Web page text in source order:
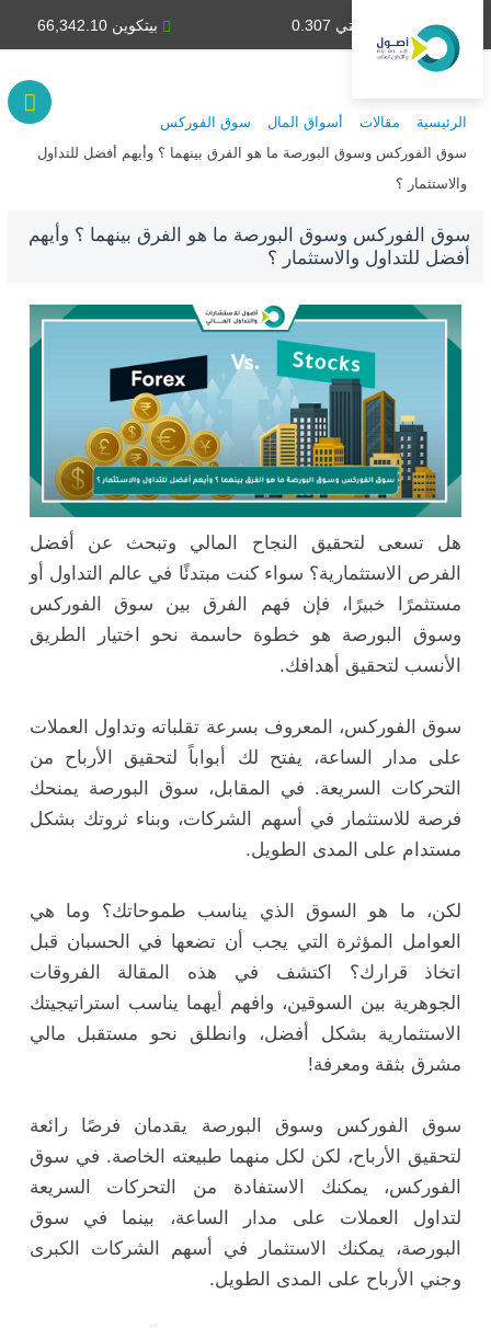
بيتكوين 66,342.10 دينار كويتي 0.307
الرئيسية مقالات أسواق المال
سوق الفوركس
سوق الفوركس وسوق البورصة ما هو الفرق بينهما ؟ وأيهم أفضل للتداول
والاستثمار ؟
سوق الفوركس وسوق البورصة ما هو الفرق بينهما ؟ وأيهم
أفضل للتداول والاستثمار ؟
هل تسعى لتحقيق النجاح المالي وتبحث عن أفضل
الفرص الاستثمارية؟ سواء كنت مبتدئًا في عالم التداول أو
مستثمرًا خبيرًا، فإن فهم الفرق بين سوق الفوركس
وسوق البورصة هو خطوة حاسمة نحو اختيار الطريق
الأنسب لتحقيق أهدافك.
سوق الفوركس، المعروف بسرعة تقلباته وتداول العملات
على مدار الساعة، يفتح لك أبواباً لتحقيق الأرباح من
التحركات السريعة. في المقابل، سوق البورصة يمنحك
فرصة للاستثمار في أسهم الشركات، وبناء ثروتك بشكل
مستدام على المدى الطويل.
لكن، ما هو السوق الذي يناسب طموحاتك؟ وما هي
العوامل المؤثرة التي يجب أن تضعها في الحسبان قبل
اتخاذ قرارك؟ اكتشف في هذه المقالة الفروقات
الجوهرية بين السوقين، وافهم أيهما يناسب استراتيجيتك
الاستثمارية بشكل أفضل، وانطلق نحو مستقبل مالي
مشرق بثقة ومعرفة!
سوق الفوركس وسوق البورصة يقدمان فرصًا رائعة
لتحقيق الأرباح، لكن لكل منهما طبيعته الخاصة. في سوق
الفوركس، يمكنك الاستفادة من التحركات السريعة
لتداول العملات على مدار الساعة، بينما في سوق
البورصة، يمكنك الاستثمار في أسهم الشركات الكبرى
وجني الأرباح على المدى الطويل.